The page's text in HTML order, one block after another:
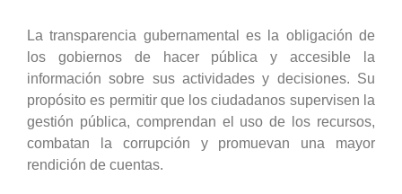
La transparencia gubernamental es la obligación de
los gobiernos de hacer pública y accesible la
información sobre sus actividades y decisiones. Su
propósito es permitir que los ciudadanos supervisen la
gestión pública, comprendan el uso de los recursos,
combatan la corrupción y promuevan una mayor
rendición de cuentas.